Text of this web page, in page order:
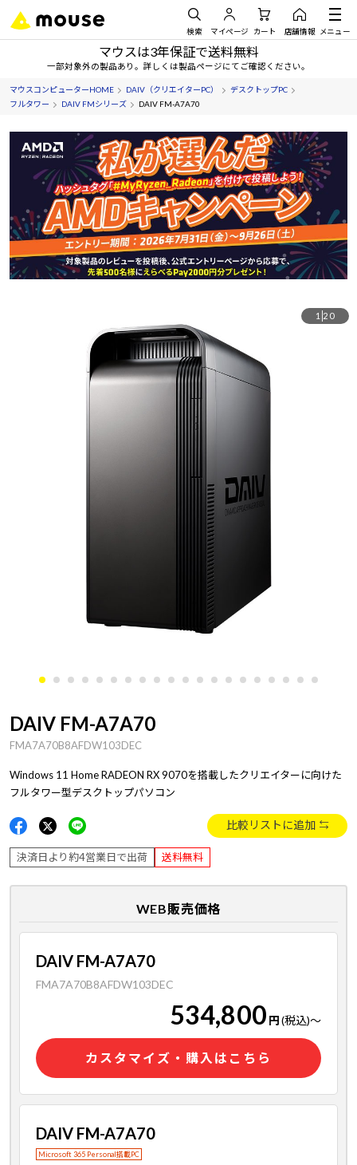
検索 マイページ カート 店舗情報 メニュー
マウスは3年保証で送料無料
一部対象外の製品あり。詳しくは製品ページにてご確認ください。
マウスコンピューターHOME DAIV（クリエイターPC）
デスクトップPC
フルタワー
DAIV FMシリーズ DAIV FM-A7A70
1 20
DAIV FM-A7A70
FMA7A70B8AFDW103DEC
Windows 11 Home RADEON RX 9070を搭載したクリエイターに向けた
フルタワー型デスクトップパソコン
比較リストに追加
決済日より約4営業日で出荷 送料無料
WEB販売価格
DAIV FM-A7A70
FMA7A70B8AFDW103DEC
534,800 円(税込)～
カスタマイズ・購入はこちら
DAIV FM-A7A70
Microsoft 365 Personal搭載PC